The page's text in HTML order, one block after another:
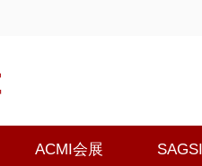
ACMI会展 SAGSI